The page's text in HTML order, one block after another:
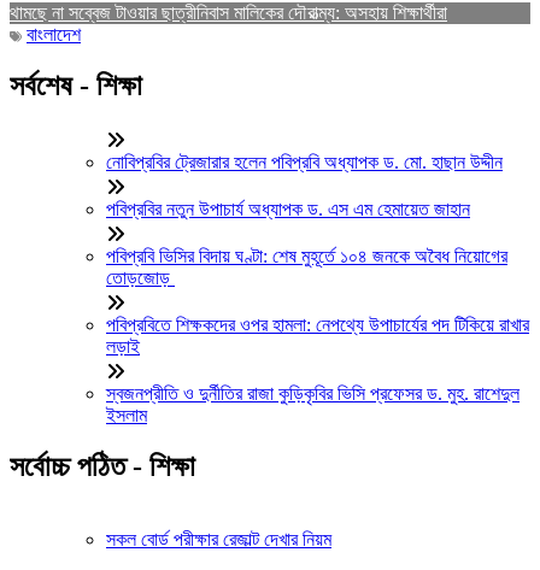
থামছে না সব্বেজ টাওয়ার ছাত্রীনিবাস মালিকের দৌরাত্ম্য: অসহায় শিক্ষার্থীরা
বাংলাদেশ
সর্বশেষ - শিক্ষা
নোবিপ্রবির ট্রেজারার হলেন পবিপ্রবি অধ্যাপক ড. মো. হাছান উদ্দীন
পবিপ্রবির নতুন উপাচার্য অধ্যাপক ড. এস এম হেমায়েত জাহান
পবিপ্রবি ভিসির বিদায় ঘণ্টা: শেষ মুহূর্তে ১০৪ জনকে অবৈধ নিয়োগের
তোড়জোড়
পবিপ্রবিতে শিক্ষকদের ওপর হামলা: নেপথ্যে উপাচার্যের পদ টিকিয়ে রাখার
লড়াই
স্বজনপ্রীতি ও দুর্নীতির রাজা কুড়িকৃবির ভিসি প্রফেসর ড. মুহ. রাশেদুল
ইসলাম
সর্বোচ্চ পঠিত - শিক্ষা
সকল বোর্ড পরীক্ষার রেজাল্ট দেখার নিয়ম